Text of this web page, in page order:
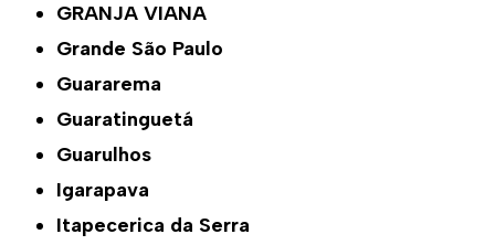
GRANJA VIANA
Grande São Paulo
Guararema
Guaratinguetá
Guarulhos
Igarapava
Itapecerica da Serra